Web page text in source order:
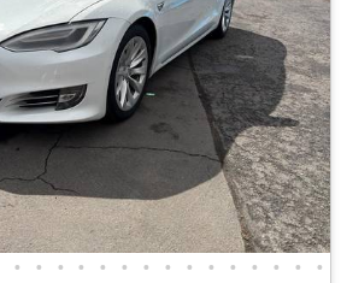
• • • • • • • • • • • • • • •